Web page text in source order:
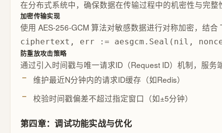
在分布式系统中，确保数据在传输过程中的机密性与完
加密传输实现
使用 AES-256-GCM 算法对敏感数据进行对称加密，结
ciphertext, err := aesgcm.Seal(nil, nonce,
防重放攻击策略
通过引入时间戳与唯一请求ID（Request ID）机制，服
维护最近N分钟内的请求ID缓存（如Redis）
校验时间戳偏差不超过指定窗口（如±5分钟）
第四章：调试功能实战与优化